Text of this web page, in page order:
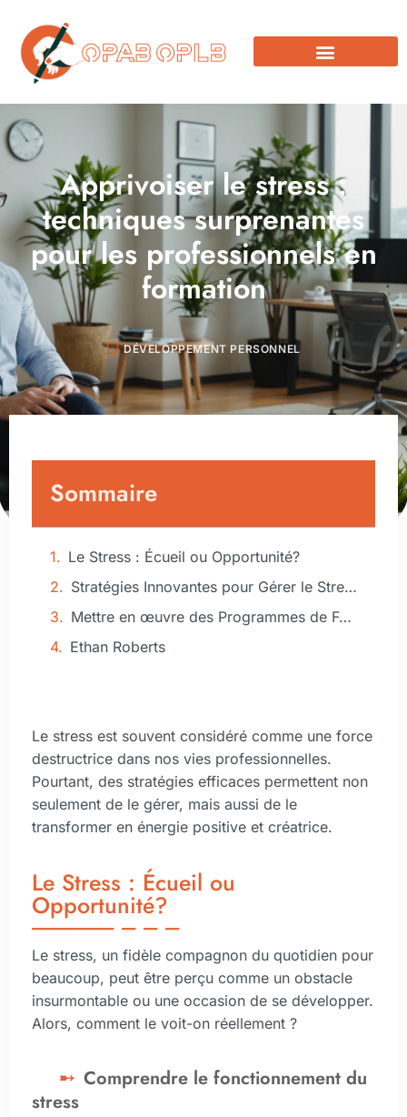
Apprivoiser le stress :
techniques surprenantes
pour les professionnels en
formation
DÉVELOPPEMENT PERSONNEL
Sommaire
Le Stress : Écueil ou Opportunité?
Stratégies Innovantes pour Gérer le Stress en Formation
Mettre en œuvre des Programmes de Formation Axés sur la Résilience
Ethan Roberts
Le stress est souvent considéré comme une force
destructrice dans nos vies professionnelles.
Pourtant, des stratégies efficaces permettent non
seulement de le gérer, mais aussi de le
transformer en énergie positive et créatrice.
Le Stress : Écueil ou
Opportunité?
Le stress, un fidèle compagnon du quotidien pour
beaucoup, peut être perçu comme un obstacle
insurmontable ou une occasion de se développer.
Alors, comment le voit-on réellement ?
Comprendre le fonctionnement du
stress